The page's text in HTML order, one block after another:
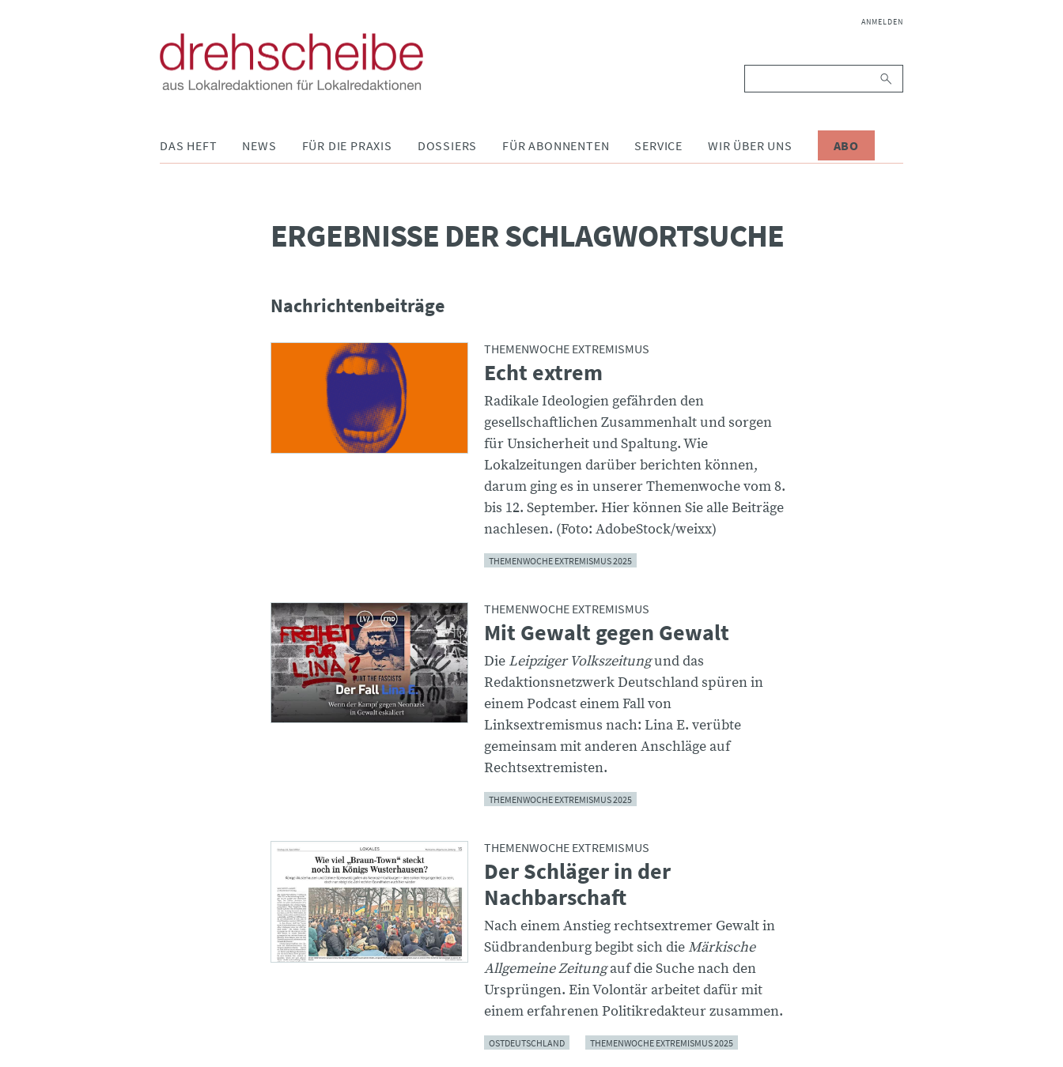
NAVIGATION
ANMELDEN
DAS HEFT NEWS FÜR DIE PRAXIS DOSSIERS FÜR ABONNENTEN SERVICE WIR ÜBER UNS ABO
­ERGEBNISSE DER SCHLAGWORTSUCHE
Nachrichtenbeiträge
THEMENWOCHE EXTREMISMUS
Echt extrem
Radikale Ideologien gefährden den
gesellschaftlichen Zusammenhalt und sorgen
für Unsicherheit und Spaltung. Wie
Lokalzeitungen darüber berichten können,
darum ging es in unserer Themenwoche vom 8.
bis 12. September. Hier können Sie alle Beiträge
nachlesen. (Foto: AdobeStock/weixx)
THEMENWOCHE EXTREMISMUS 2025
THEMENWOCHE EXTREMISMUS
Mit Gewalt gegen Gewalt
Die Leipziger Volkszeitungund das
Redaktionsnetzwerk Deutschland spüren in
einem Podcast einem Fall von
Linksextremismus nach: Lina E. verübte
gemeinsam mit anderen Anschläge auf
Rechtsextremisten.
THEMENWOCHE EXTREMISMUS 2025
THEMENWOCHE EXTREMISMUS
Der Schläger in der
Nachbarschaft
Nach einem Anstieg rechtsextremer Gewalt in
Südbrandenburg begibt sich dieMärkische
Allgemeine Zeitungauf die Suche nach den
Ursprüngen. Ein Volontär arbeitet dafür mit
einem erfahrenen Politikredakteur zusammen.
OSTDEUTSCHLAND THEMENWOCHE EXTREMISMUS 2025